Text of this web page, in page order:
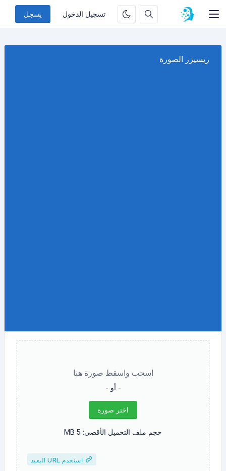
تسجيل الدخول يسجل
ريسيزر الصورة
اسحب واسقط صورة هنا
- أو -
اختر صورة
حجم ملف التحميل الأقصى: 5 MB
استخدم URL البعيد